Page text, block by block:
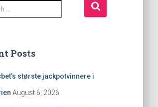
Posts
største jackpotvinnere i
August 6, 2026